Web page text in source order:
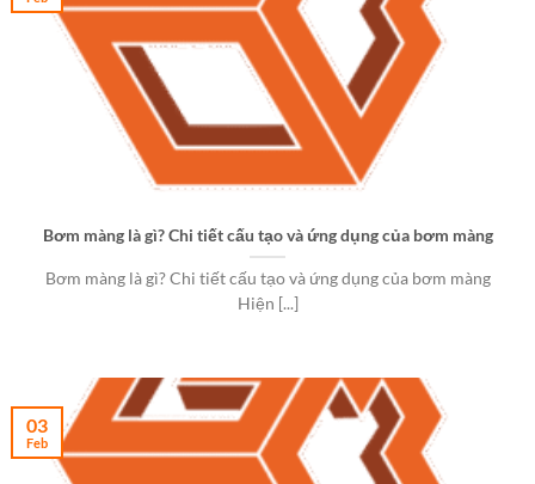
Bơm màng là gì? Chi tiết cấu tạo và ứng dụng của bơm màng
Bơm màng là gì? Chi tiết cấu tạo và ứng dụng của bơm màng
Hiện [...]
03
Feb